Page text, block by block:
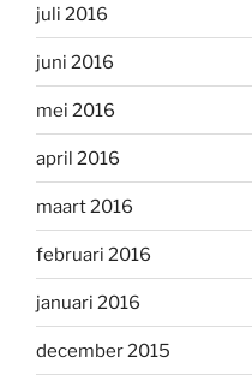
juli 2016
juni 2016
mei 2016
april 2016
maart 2016
februari 2016
januari 2016
december 2015